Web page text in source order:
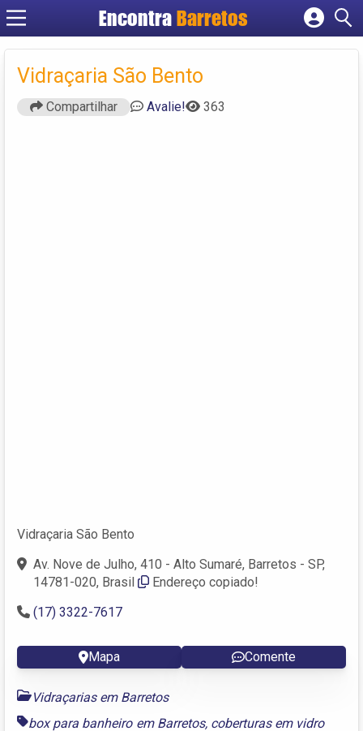
Encontra Barretos
Cadastrar empresa
Criar conta
Vidraçaria São Bento
Compartilhar Avalie! 363
Vidraçaria São Bento
Av. Nove de Julho, 410 - Alto Sumaré, Barretos - SP,
14781-020, Brasil
Endereço copiado!
(17) 3322-7617
Mapa Comente
Vidraçarias em Barretos
box para banheiro em Barretos, coberturas em vidro